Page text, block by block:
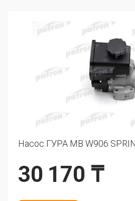
Насос ГУРА MB W906
30 170 ₸